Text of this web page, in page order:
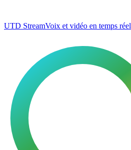
UTD StreamVoix et vidéo en temps réel